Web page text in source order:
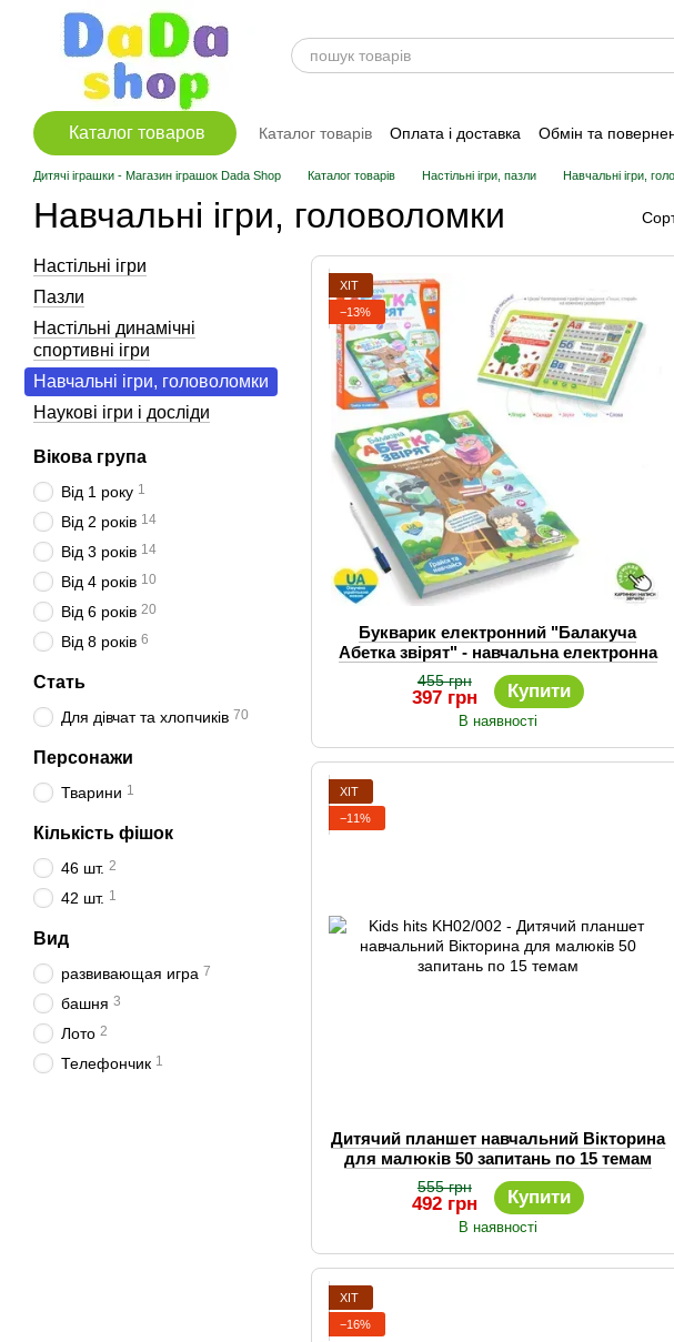
Перейти до основного контенту
Каталог товаров Каталог товарів Оплата і доставка Обмін та
Дитячі іграшки - Магазин іграшок Dada Shop Каталог товарів Настільні ігри, пазли Навчальні ігри,
Навчальні ігри, головоломки
ХІТ
−13%
Букварик електронний "Балакуча
Абетка звірят" - навчальна електронна
книга для 1 класу
455 грн
397 грн Купити
В наявності
ХІТ
−11%
Дитячий планшет навчальний Вікторина
для малюків 50 запитань по 15 темам
555 грн
492 грн Купити
В наявності
ХІТ
−16%
Настільні ігри
Пазли
Настільні динамічні
спортивні ігри
Навчальні ігри, головоломки
Наукові ігри і досліди
Вікова група
Від 1 року 1
Від 2 років 14
Від 3 років 14
Від 4 років 10
Від 6 років 20
Від 8 років 6
Стать
Для дівчат та хлопчиків 70
Персонажи
Тварини 1
Кількість фішок
46 шт. 2
42 шт. 1
Вид
развивающая игра 7
башня 3
Лото 2
Телефончик 1